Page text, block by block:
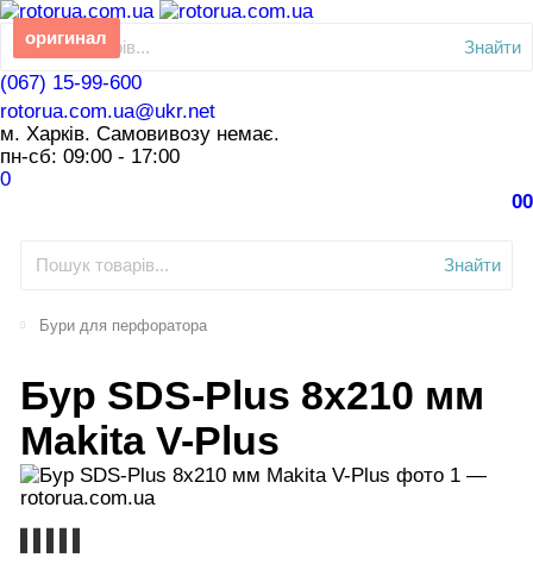
Знайти
(067) 15-99-600
rotorua.com.ua@ukr.net
м. Харків. Самовивозу немає.
пн-сб: 09:00 - 17:00
0
00
Знайти
Бури для перфоратора
Бур SDS-Plus 8x210 мм
Makita V-Plus
оригинал